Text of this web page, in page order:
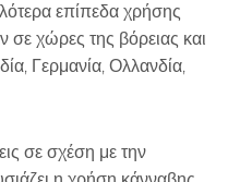
επίπεδα χρήσης
σε χώρες της βόρειας και
Γερμανία, Ολλανδία,
σε σχέση με την